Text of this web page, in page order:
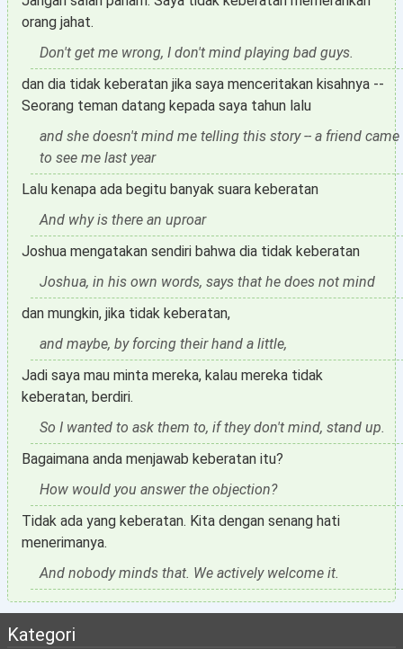
orang jahat.
Don't get me wrong, I don't mind playing bad guys.
dan dia tidak keberatan jika saya menceritakan kisahnya --
Seorang teman datang kepada saya tahun lalu
and she doesn't mind me telling this story -- a friend came
to see me last year
Lalu kenapa ada begitu banyak suara keberatan
And why is there an uproar
Joshua mengatakan sendiri bahwa dia tidak keberatan
Joshua, in his own words, says that he does not mind
dan mungkin, jika tidak keberatan,
and maybe, by forcing their hand a little,
Jadi saya mau minta mereka, kalau mereka tidak
keberatan, berdiri.
So I wanted to ask them to, if they don't mind, stand up.
Bagaimana anda menjawab keberatan itu?
How would you answer the objection?
Tidak ada yang keberatan. Kita dengan senang hati
menerimanya.
And nobody minds that. We actively welcome it.
Kategori